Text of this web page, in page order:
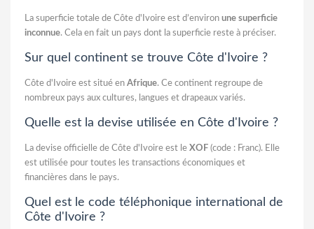
La superficie totale de Côte d'Ivoire est d’environ une superficie
inconnue. Cela en fait un pays dont la superficie reste à préciser.
Sur quel continent se trouve Côte d'Ivoire ?
Côte d'Ivoire est situé en Afrique. Ce continent regroupe de
nombreux pays aux cultures, langues et drapeaux variés.
Quelle est la devise utilisée en Côte d'Ivoire ?
La devise officielle de Côte d'Ivoire est le XOF (code : Franc). Elle
est utilisée pour toutes les transactions économiques et
financières dans le pays.
Quel est le code téléphonique international de
Côte d'Ivoire ?